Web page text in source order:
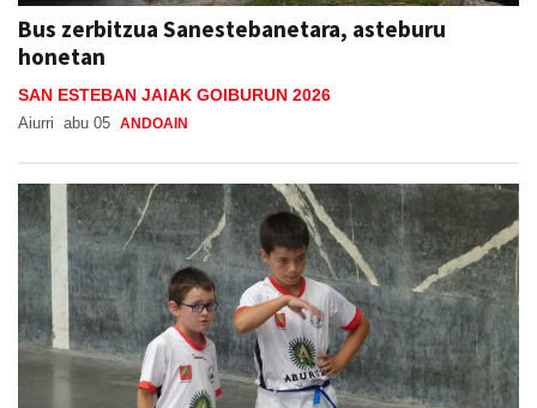
Bus zerbitzua Sanestebanetara, asteburu
honetan
SAN ESTEBAN JAIAK GOIBURUN 2026
Aiurri abu 05 ANDOAIN